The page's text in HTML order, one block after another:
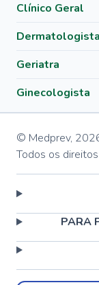
Clínico Geral
Dermatologista
Geriatra
Ginecologista
© Medprev,
Todos os
PARA